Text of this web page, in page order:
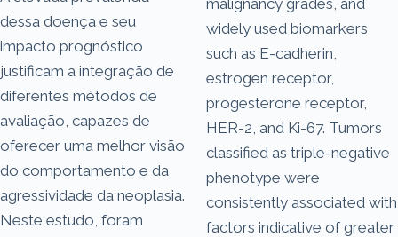
dessa doença e seu
impacto prognóstico
justificam a integração de
diferentes métodos de
avaliação, capazes de
oferecer uma melhor visão
do comportamento e da
agressividade da neoplasia.
Neste estudo, foram
widely used biomarkers
such as E-cadherin,
estrogen receptor,
progesterone receptor,
HER-2, and Ki-67. Tumors
classified as triple-negative
phenotype were
consistently associated with
factors indicative of greater